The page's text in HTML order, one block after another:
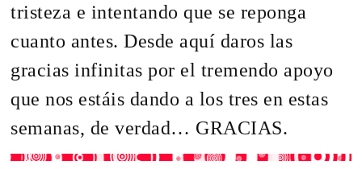
tristeza e intentando que se reponga
cuanto antes. Desde aquí daros las
gracias infinitas por el tremendo apoyo
que nos estáis dando a los tres en estas
semanas, de verdad… GRACIAS.